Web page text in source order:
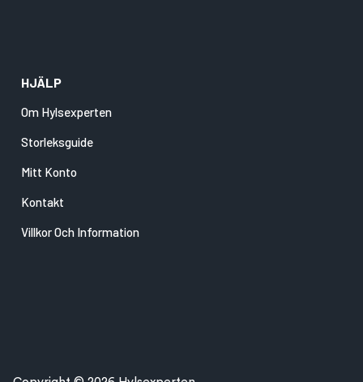
HJÄLP
Om Hylsexperten
Storleksguide
Mitt Konto
Kontakt
Villkor Och Information